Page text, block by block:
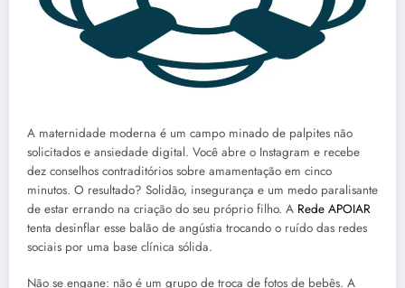
A maternidade moderna é um campo minado de palpites não
solicitados e ansiedade digital. Você abre o Instagram e recebe
dez conselhos contraditórios sobre amamentação em cinco
minutos. O resultado? Solidão, insegurança e um medo paralisante
de estar errando na criação do seu próprio filho. A Rede APOIAR
tenta desinflar esse balão de angústia trocando o ruído das redes
sociais por uma base clínica sólida.
Não se engane: não é um grupo de troca de fotos de bebês. A